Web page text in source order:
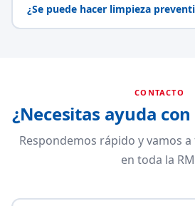
¿Se puede hacer limpieza
CONTACTO
¿Necesitas ayuda
Respondemos rápido y vamos
en toda la